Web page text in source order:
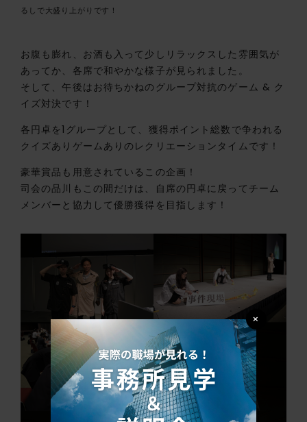
るしで大盛り上がりです！
お腹も膨れ、お酒も入って少しリラックスした雰囲気が
あってか、各席で和やかな様子が見られました。
そして、午後はお待ちかねのグループ対抗のゲーム & ク
イズ対決です！
各円卓を1グループとして、獲得ポイント総数で争われる
クイズありゲームありのレクリエーションタイムです！
豪華賞品も用意されているこの企画！
司会の品川もこの間だけは、自席の円卓に戻ってチーム
メンバーと協力して優勝獲得を目指します！
×